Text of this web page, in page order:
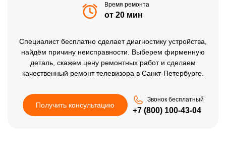
Время ремонта
от 20 мин
Специалист бесплатно сделает диагностику устройства,
найдём причину неисправности. Выберем фирменную
деталь, скажем цену ремонтных работ и сделаем
качественный ремонт телевизора в Санкт-Петербурге.
Получить консультацию
Звонок бесплатный
+7 (800) 100-43-04